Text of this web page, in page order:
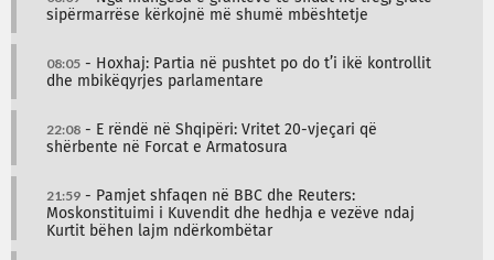
sipërmarrëse kërkojnë më shumë mbështetje
08:05 - Hoxhaj: Partia në pushtet po do t’i ikë kontrollit
dhe mbikëqyrjes parlamentare
22:08 - E rëndë në Shqipëri: Vritet 20-vjeçari që
shërbente në Forcat e Armatosura
21:59 - Pamjet shfaqen në BBC dhe Reuters:
Moskonstituimi i Kuvendit dhe hedhja e vezëve ndaj
Kurtit bëhen lajm ndërkombëtar